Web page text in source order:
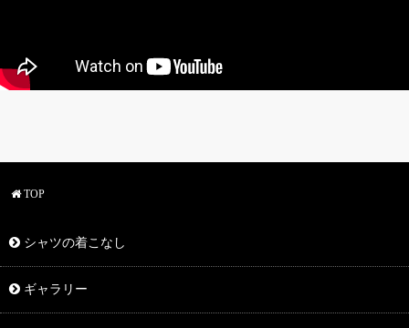
TOP
シャツの着こなし
ギャラリー